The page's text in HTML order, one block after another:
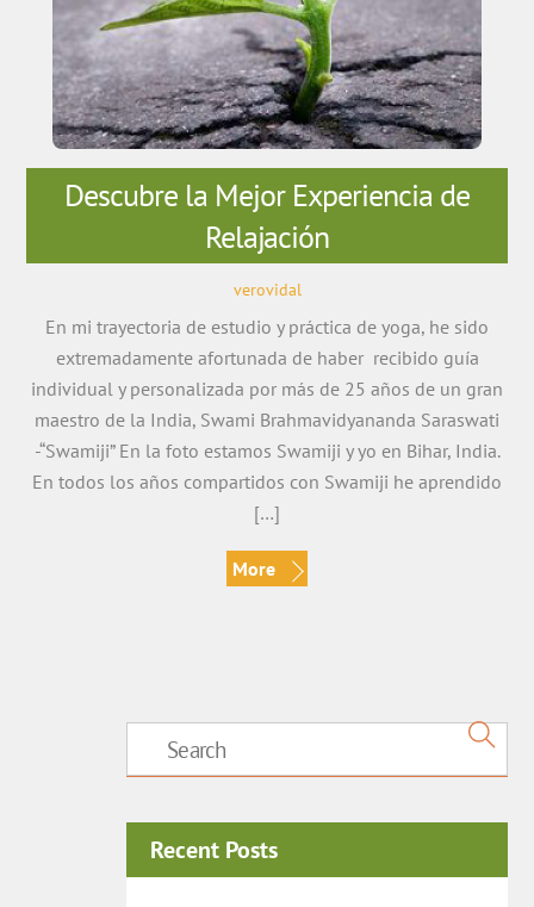
Descubre la Mejor Experiencia de
Relajación
verovidal
En mi trayectoria de estudio y práctica de yoga, he sido
extremadamente afortunada de haber recibido guía
individual y personalizada por más de 25 años de un gran
maestro de la India, Swami Brahmavidyananda Saraswati
-“Swamiji” En la foto estamos Swamiji y yo en Bihar, India.
En todos los años compartidos con Swamiji he aprendido
[…]
More
Recent Posts